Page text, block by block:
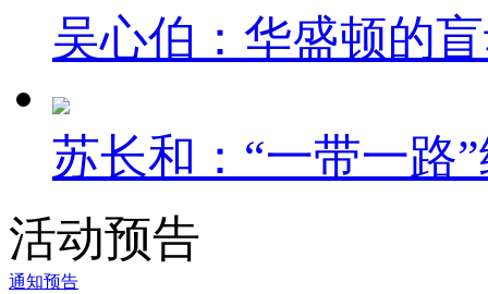
吴心伯：华盛顿的
苏长和：“一带一路
活动预告
通知预告